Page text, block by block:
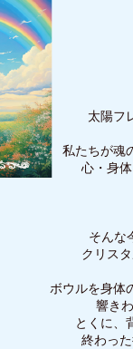
太陽フ
私たちが魂
心・身
そんな
クリス
ボウルを身体
響き
とくに、
終わっ